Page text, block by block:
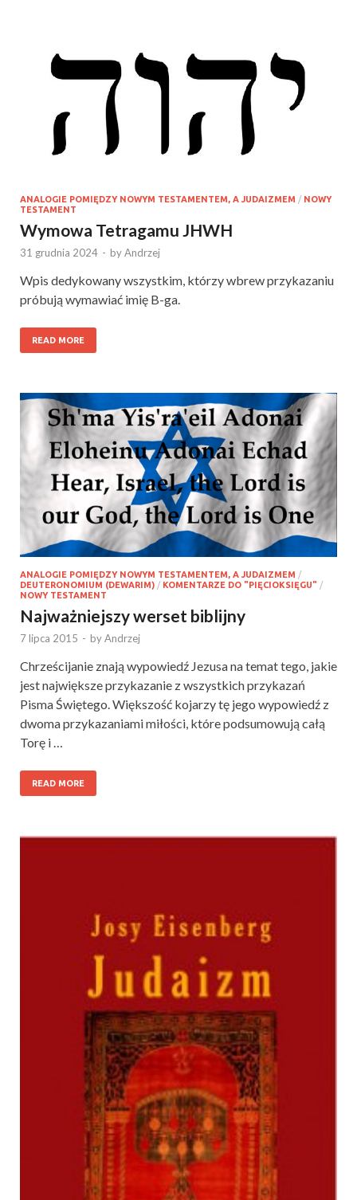
ANALOGIE POMIĘDZY NOWYM TESTAMENTEM, A JUDAIZMEM / NOWY
TESTAMENT
Wymowa Tetragamu JHWH
31 grudnia 2024 - byAndrzej
Wpis dedykowany wszystkim, którzy wbrew przykazaniu
próbują wymawiać imię B-ga.
READ MORE
ANALOGIE POMIĘDZY NOWYM TESTAMENTEM, A JUDAIZMEM /
DEUTERONOMIUM (DEWARIM) / KOMENTARZE DO "PIĘCIOKSIĘGU" /
NOWY TESTAMENT
Najważniejszy werset biblijny
7 lipca 2015 - byAndrzej
Chrześcijanie znają wypowiedź Jezusa na temat tego, jakie
jest największe przykazanie z wszystkich przykazań
Pisma Świętego. Większość kojarzy tę jego wypowiedź z
dwoma przykazaniami miłości, które podsumowują całą
Torę i …
READ MORE